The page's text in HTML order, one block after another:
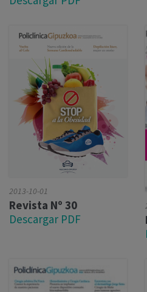
2013-10-01
Revista Nº 30
Descargar PDF